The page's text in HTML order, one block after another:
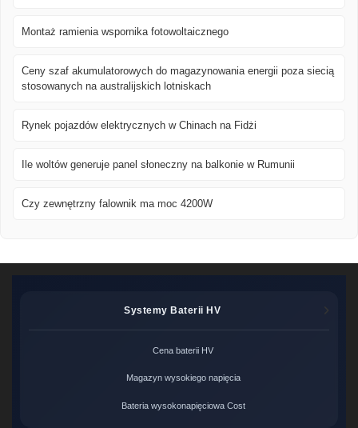
Montaż ramienia wspornika fotowoltaicznego
Ceny szaf akumulatorowych do magazynowania energii poza siecią
stosowanych na australijskich lotniskach
Rynek pojazdów elektrycznych w Chinach na Fidżi
Ile woltów generuje panel słoneczny na balkonie w Rumunii
Czy zewnętrzny falownik ma moc 4200W
Systemy Baterii HV
Cena baterii HV
Magazyn wysokiego napięcia
Bateria wysokonapięciowa Cost